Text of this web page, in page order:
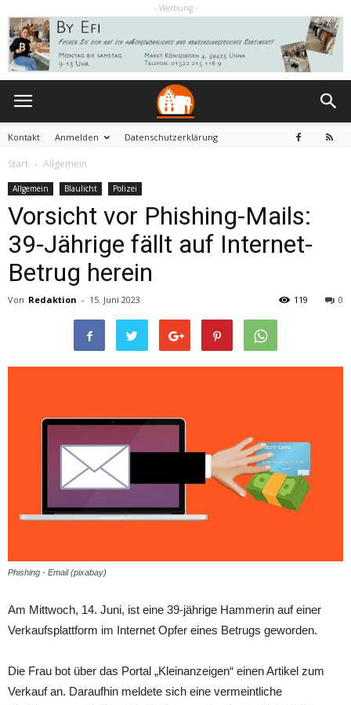
Kontakt Anmelden Datenschutzerklärung
- Werbung -
Start Allgemein
Allgemein Blaulicht Polizei
Vorsicht vor Phishing-Mails:
39-Jährige fällt auf Internet-
Betrug herein
Von Redaktion - 15. Juni 2023 0
119
Phishing - Email (pixabay)
Am Mittwoch, 14. Juni, ist eine 39-jährige Hammerin auf einer
Verkaufsplattform im Internet Opfer eines Betrugs geworden.
Die Frau bot über das Portal „Kleinanzeigen“ einen Artikel zum
Verkauf an. Daraufhin meldete sich eine vermeintliche